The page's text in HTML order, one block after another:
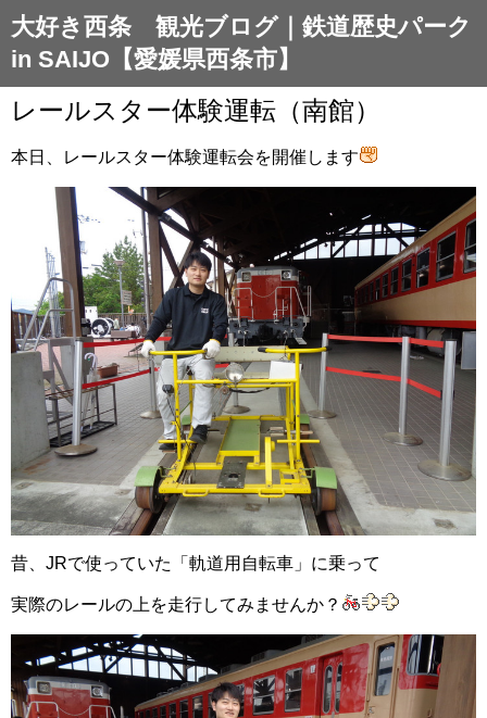
大好き西条 観光ブログ｜鉄道歴史パーク
in SAIJO【愛媛県西条市】
レールスター体験運転（南館）
本日、レールスター体験運転会を開催します
昔、JRで使っていた「軌道用自転車」に乗って
実際のレールの上を走行してみませんか？